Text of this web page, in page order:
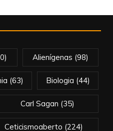
Alienígenas (98)
(63) Biologia (44)
Carl Sagan (35)
Ceticismoaberto (224)